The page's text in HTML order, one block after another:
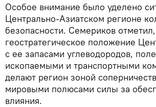
Особое внимание было уделено
Центрально-Азиатском регионе
безопасности. Семериков
геостратегическое положение
с ее запасами углеводородов,
ископаемыми и транспортными
делают регион зоной
мировыми полюсами силы за
влияния.